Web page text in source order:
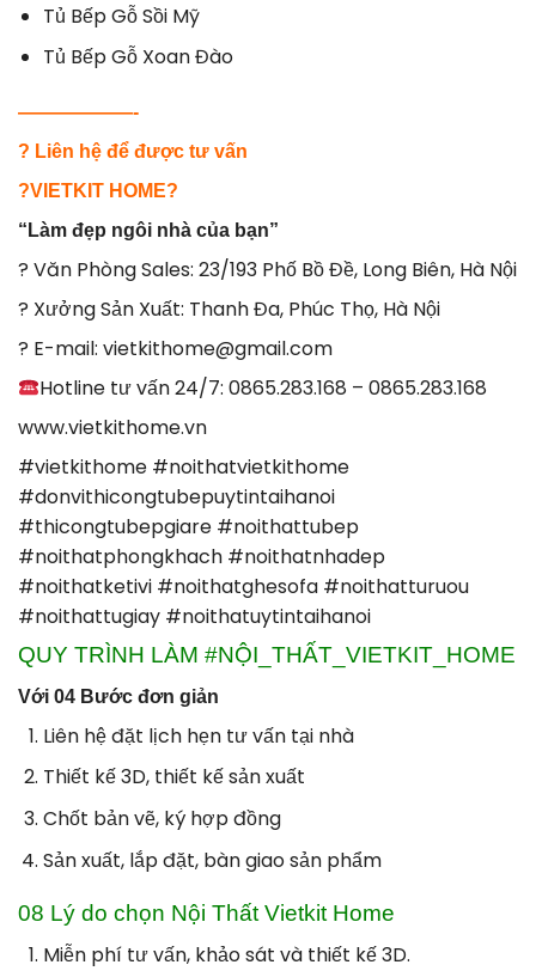
Tủ Bếp Gỗ Sồi Mỹ
Tủ Bếp Gỗ Xoan Đào
——————-
? Liên hệ để được tư vấn
?VIETKIT HOME?
“Làm đẹp ngôi nhà của bạn”
? Văn Phòng Sales: 23/193 Phố Bồ Đề, Long Biên, Hà Nội
? Xưởng Sản Xuất: Thanh Đa, Phúc Thọ, Hà Nội
? E-mail: vietkithome@gmail.com
Hotline tư vấn 24/7: 0865.283.168 – 0865.283.168
www.vietkithome.vn
#vietkithome #noithatvietkithome
#donvithicongtubepuytintaihanoi
#thicongtubepgiare #noithattubep
#noithatphongkhach #noithatnhadep
#noithatketivi #noithatghesofa #noithatturuou
#noithattugiay #noithatuytintaihanoi
QUY TRÌNH LÀM #NỘI_THẤT_VIETKIT_HOME
Với 04 Bước đơn giản
Liên hệ đặt lịch hẹn tư vấn tại nhà
Thiết kế 3D, thiết kế sản xuất
Chốt bản vẽ, ký hợp đồng
Sản xuất, lắp đặt, bàn giao sản phẩm
08 Lý do chọn Nội Thất Vietkit Home
Miễn phí tư vấn, khảo sát và thiết kế 3D.